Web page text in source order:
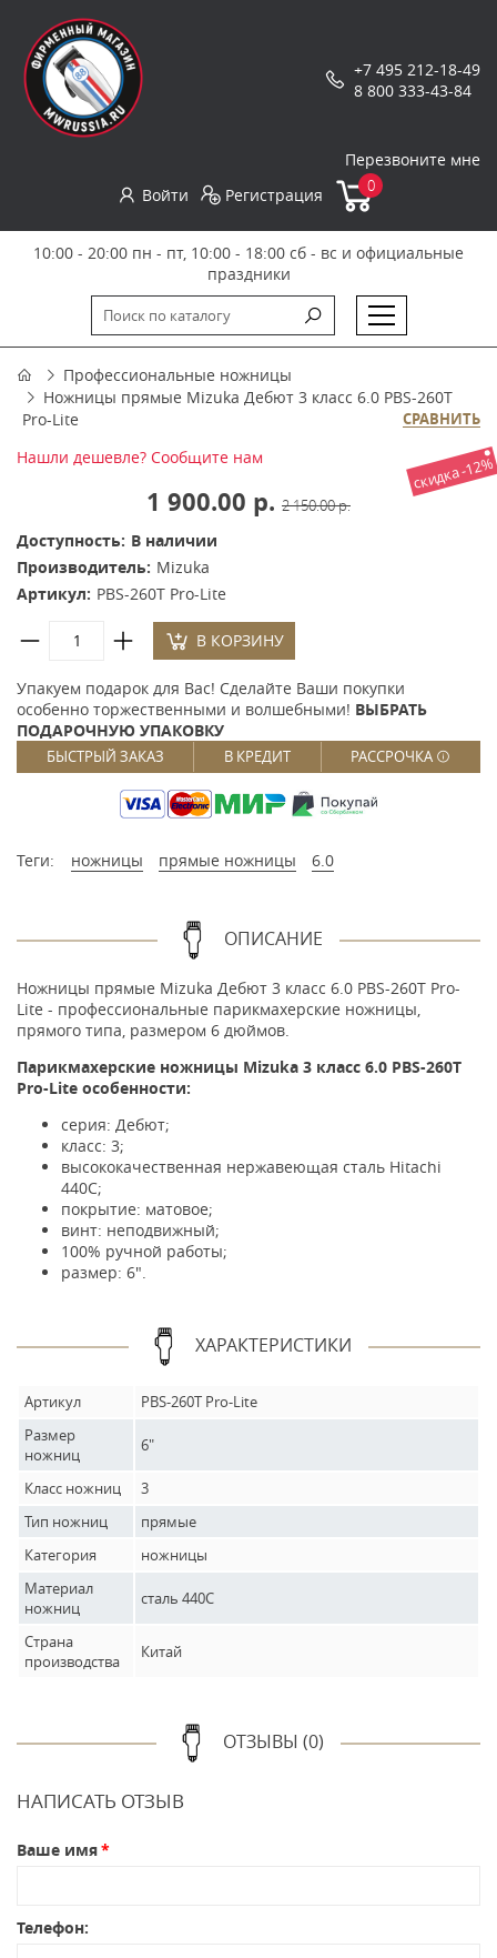
+7 495 212-18-49
8 800 333-43-84
Перезвоните мне
Войти
Регистрация 0
10:00 - 20:00 пн - пт, 10:00 - 18:00 сб - вс и официальные
праздники
Профессиональные ножницы
Ножницы прямые Mizuka Дебют 3 класс 6.0 PBS-260Т
Pro-Lite
скидка -12%
СРАВНИТЬ
Нашли дешевле? Сообщите нам
1 900.00 р. 2 150.00 р.
Доступность: В наличии
Производитель: Mizuka
Артикул: PBS-260Т Pro-Lite
В КОРЗИНУ
Упакуем подарок для Вас! Сделайте Ваши покупки
особенно торжественными и волшебными! ВЫБРАТЬ
ПОДАРОЧНУЮ УПАКОВКУ
БЫСТРЫЙ ЗАКАЗ В КРЕДИТ РАССРОЧКА
Теги: ножницы прямые ножницы 6.0
ОПИСАНИЕ
Ножницы прямые Mizuka Дебют 3 класс 6.0 PBS-260Т Pro-
Lite - профессиональные парикмахерские ножницы,
прямого типа, размером 6 дюймов.
Парикмахерские ножницы Mizuka 3 класс 6.0 PBS-260Т
Pro-Lite особенности:
серия: Дебют;
класс: 3;
высококачественная нержавеющая сталь Hitachi
440С;
покрытие: матовое;
винт: неподвижный;
100% ручной работы;
размер: 6".
ХАРАКТЕРИСТИКИ
Артикул
PBS-260Т Pro-Lite
Размер
ножниц
6"
Класс ножниц
3
Тип ножниц
прямые
Категория
ножницы
Материал
ножниц
сталь 440С
Страна
производства
Китай
ОТЗЫВЫ (0)
НАПИСАТЬ ОТЗЫВ
Ваше имя
Телефон: